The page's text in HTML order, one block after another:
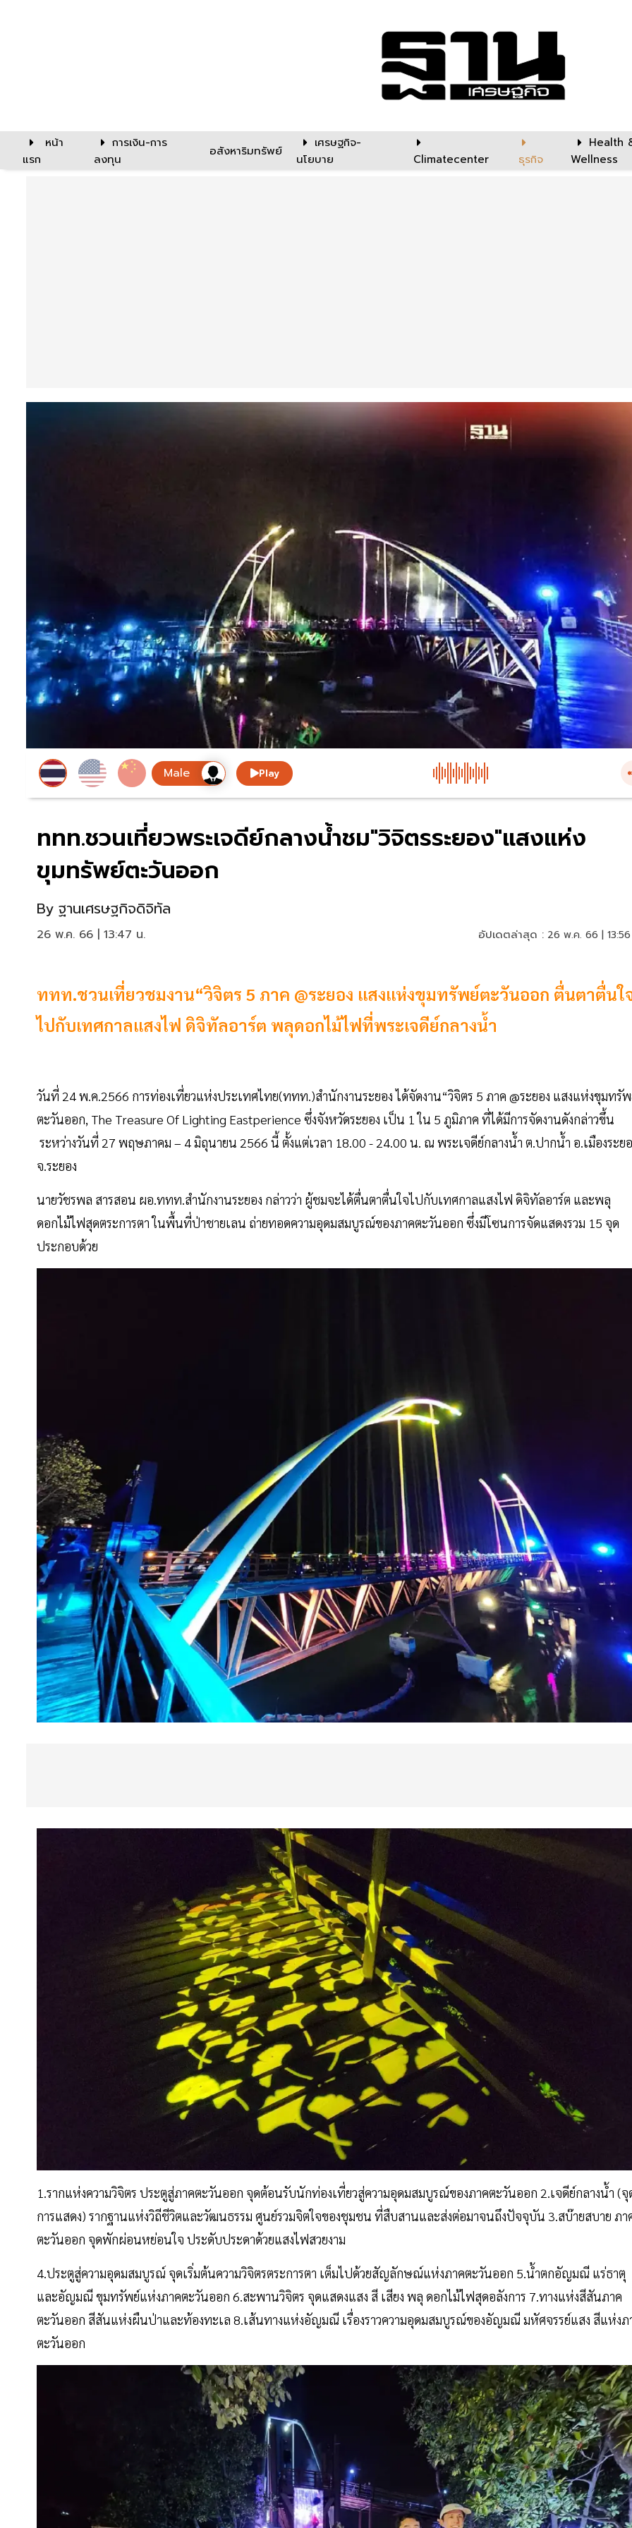
หน้า
แรก
การเงิน-การ
ลงทุน
อสังหาริมทรัพย์
เศรษฐกิจ-
นโยบาย
Climatecenter ธุรกิจ
Health
Wellness
Play
ททท.ชวนเที่ยวพระเจดีย์กลางน้ำชม"วิจิตรระยอง"แสงแห่ง
ขุมทรัพย์ตะวันออก
By ฐานเศรษฐกิจดิจิทัล
26 พ.ค. 66 | 13:47 น. อัปเดตล่าสุด : 26 พ.ค. 66 |
ททท.ชวนเที่ยวชมงาน“วิจิตร 5 ภาค @ระยอง แสงแห่งขุมทรัพย์ตะวันออก ตื่นตาตื่นใ
ไปกับเทศกาลแสงไฟ ดิจิทัลอาร์ต พลุดอกไม้ไฟที่พระเจดีย์กลางน้ำ
วันที่ 24 พ.ค.2566 การท่องเที่ยวแห่งประเทศไทย(ททท.)สำนักงานระยอง ได้จัดงาน“วิจิตร 5 ภาค @ระยอง แสงแห่งขุมทรั
ตะวันออก, The Treasure Of Lighting Eastperience ซึ่งจังหวัดระยอง เป็น 1 ใน 5 ภูมิภาค ที่ได้มีการจัดงานดังกล่าวขึ้น
ระหว่างวันที่ 27 พฤษภาคม – 4 มิถุนายน 2566 นี้ ตั้งแต่เวลา 18.00 - 24.00 น. ณ พระเจดีย์กลางน้ำ ต.ปากน้ำ อ.เมืองระย
จ.ระยอง
นายวัชรพล สารสอน ผอ.ททท.สำนักงานระยอง กล่าวว่า ผู้ชมจะได้ตื่นตาตื่นใจไปกับเทศกาลแสงไฟ ดิจิทัลอาร์ต และพลุ
ดอกไม้ไฟสุดตระการตา ในพื้นที่ป่าชายเลน ถ่ายทอดความอุดมสมบูรณ์ของภาคตะวันออก ซึ่งมีโซนการจัดแสดงรวม 15 จุด
ประกอบด้วย
1.รากแห่งความวิจิตร ประตูสู่ภาคตะวันออก จุดต้อนรับนักท่องเที่ยวสู่ความอุดมสมบูรณ์ของภาคตะวันออก 2.เจดีย์กลางนํ้า (จุ
การแสดง) รากฐานแห่งวิถีชีวิตและวัฒนธรรม ศูนย์รวมจิตใจของชุมชน ที่สืบสานและส่งต่อมาจนถึงปัจจุบัน 3.สบ๊ายสบาย ภา
ตะวันออก จุดพักผ่อนหย่อนใจ ประดับประดาด้วยแสงไฟสวยงาม
4.ประตูสู่ความอุดมสมบูรณ์ จุดเริ่มต้นความวิจิตรตระการตา เต็มไปด้วยสัญลักษณ์แห่งภาคตะวันออก 5.นํ้าตกอัญมณี แร่ธาตุ
และอัญมณี ขุมทรัพย์แห่งภาคตะวันออก 6.สะพานวิจิตร จุดแสดงแสง สี เสียง พลุ ดอกไม้ไฟสุดอลังการ 7.ทางแห่งสีสันภาค
ตะวันออก สีสันแห่งผืนป่าและท้องทะเล 8.เส้นทางแห่งอัญมณี เรื่องราวความอุดมสมบูรณ์ของอัญมณี มหัศจรรย์แสง สีแห่งภ
ตะวันออก